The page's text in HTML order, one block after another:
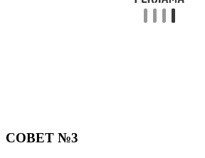
СОВЕТ №3